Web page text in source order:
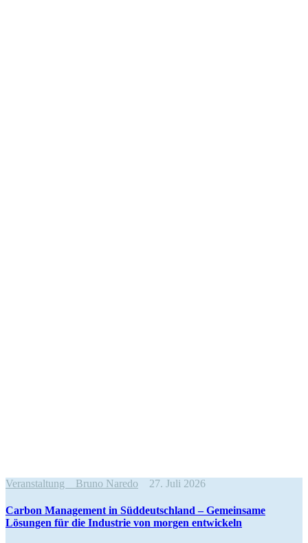
Veranstaltung Bruno Naredo 27. Juli 2026
Carbon Management in Süddeutschland – Gemeinsame
Lösungen für die Industrie von morgen entwickeln